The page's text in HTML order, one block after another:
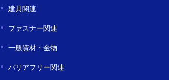
建具関連
ファスナー関連
一般資材・金物
バリアフリー関連